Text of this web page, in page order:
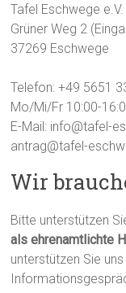
Tafel Eschwege e.V.
Grüner Weg 2
37269 Eschwege
Telefon: +49 5651
Mo/Mi/Fr 10:00-
E-Mail: info@tafel-
antrag@tafel-
Wir
Bitte unterstützen
als ehrenamtlichte
unterstützen Sie